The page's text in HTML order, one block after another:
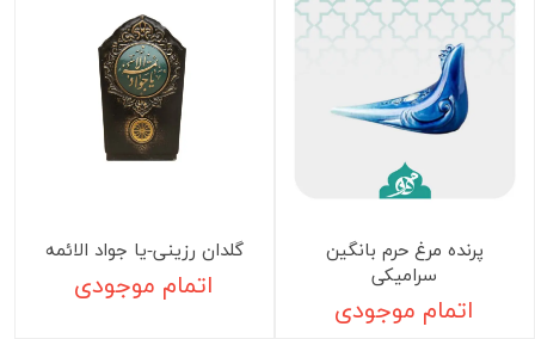
پرنده مرغ حرم بانگین
سرامیکی
اتمام موجودی
گلدان رزینی-یا جواد الائمه
اتمام موجودی